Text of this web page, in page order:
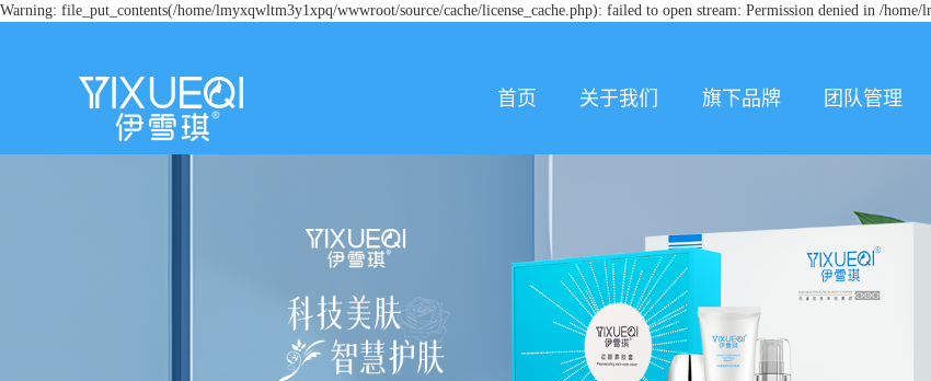
Warning: file_put_contents(/home/lmyxqwltm3y1xpq/wwwroot/source/cache/license_cache.php): failed to open stream: Permission denied in /
首页 关于我们 旗下品牌 团队管理